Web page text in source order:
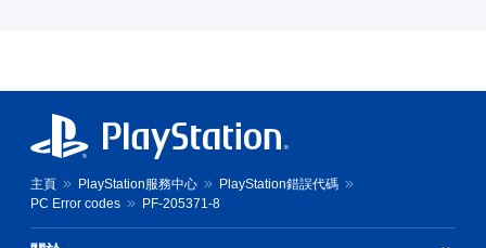
主頁 PlayStation服務中心
PlayStation錯誤代碼
PC Error codes
PF-205371-8